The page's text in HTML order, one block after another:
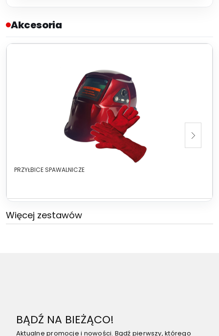
Akcesoria
PRZYŁBICE SPAWALNICZE
Więcej zestawów
BĄDŹ NA BIEŻĄCO!
Aktualne promocje i nowości. Bądź pierwszy, którego